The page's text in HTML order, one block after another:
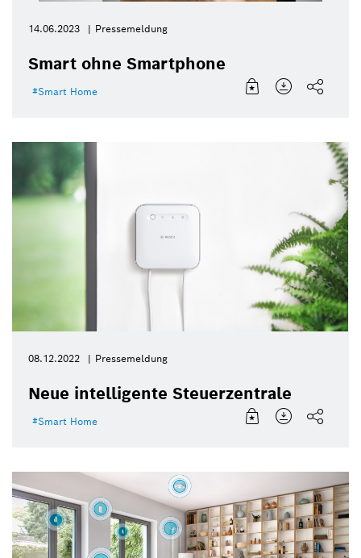
14.06.2023 Pressemeldung
Smart ohne Smartphone
Smart Home
08.12.2022 Pressemeldung
Neue intelligente Steuerzentrale
Smart Home